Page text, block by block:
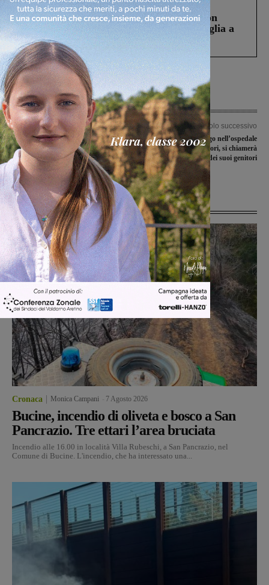
Cronaca 3 Agosto 2026
Scomparso da una struttura di Castiglion
Fiorentino l’uomo che aveva ucciso la figlia a
Levane nel 2020
Articolo precedente
Quarto posto per Castelfranco
Piandiscò a “Italia Gioca”, il trofeo
vola in Liguria. Ma la finale è una
festa
Articolo successivo
Primo nato in Congo nell’ospedale
dedicato a Mirko Mori, si chiamerà
come lui. L’abbraccio dei suoi genitori
Ultime Notizie
Cronaca Monica Campani 7 Agosto 2026
Bucine, incendio di oliveta e bosco a San
Pancrazio. Tre ettari l’area bruciata
Incendio alle 16.00 in località Villa Rubeschi, a San Pancrazio, nel
Comune di Bucine. L'incendio, che ha interessato una...